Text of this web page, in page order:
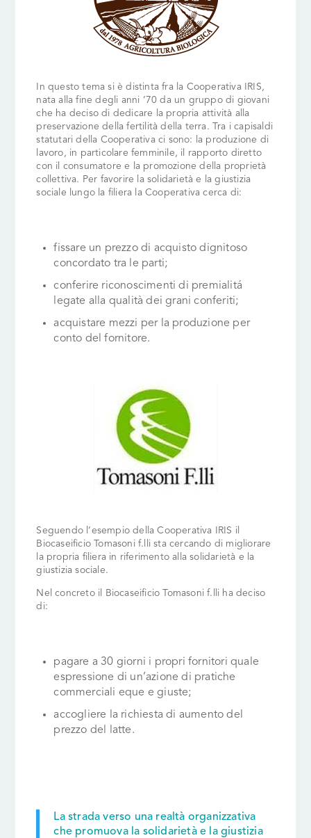
In questo tema si è distinta fra la Cooperativa IRIS,
nata alla fine degli anni ’70 da un gruppo di giovani
che ha deciso di dedicare la propria attività alla
preservazione della fertilità della terra. Tra i capisaldi
statutari della Cooperativa ci sono: la produzione di
lavoro, in particolare femminile, il rapporto diretto
con il consumatore e la promozione della proprietà
collettiva. Per favorire la solidarietà e la giustizia
sociale lungo la filiera la Cooperativa cerca di:
fissare un prezzo di acquisto dignitoso
concordato tra le parti;
conferire riconoscimenti di premialitá
legate alla qualità dei grani conferiti;
acquistare mezzi per la produzione per
conto del fornitore.
Seguendo l’esempio della Cooperativa IRIS il
Biocaseificio Tomasoni f.lli sta cercando di migliorare
la propria filiera in riferimento alla solidarietà e la
giustizia sociale.
Nel concreto il Biocaseificio Tomasoni f.lli ha deciso
di:
pagare a 30 giorni i propri fornitori quale
espressione di un’azione di pratiche
commerciali eque e giuste;
accogliere la richiesta di aumento del
prezzo del latte.
La strada verso una realtà organizzativa
che promuova la solidarietà e la giustizia